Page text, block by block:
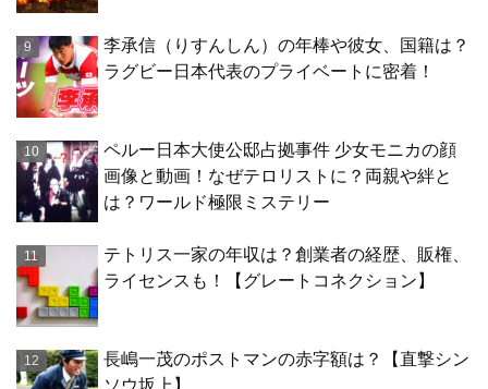
李承信（りすんしん）の年棒や彼女、国籍は？
ラグビー日本代表のプライベートに密着！
ペルー日本大使公邸占拠事件 少女モニカの顔
画像と動画！なぜテロリストに？両親や絆と
は？ワールド極限ミステリー
テトリス一家の年収は？創業者の経歴、販権、
ライセンスも！【グレートコネクション】
長嶋一茂のポストマンの赤字額は？【直撃シン
ソウ坂上】